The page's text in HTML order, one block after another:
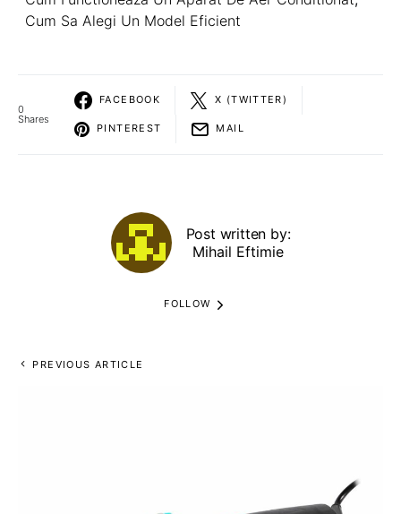
Cum Sa Alegi Un Model Eficient
0
Shares
FACEBOOK X (TWITTER)
PINTEREST MAIL
Post written by:
Mihail Eftimie
FOLLOW
PREVIOUS ARTICLE